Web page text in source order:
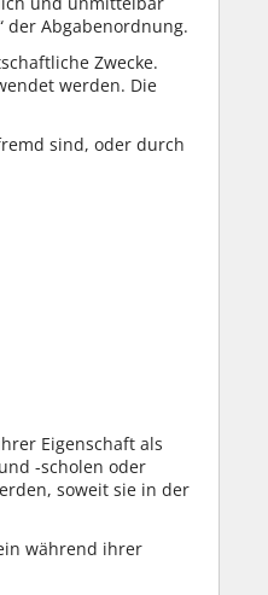
der Abgabenordnung.
Zwecke.
werden. Die
sind, oder durch
Eigenschaft als
-scholen oder
soweit sie in der
während ihrer